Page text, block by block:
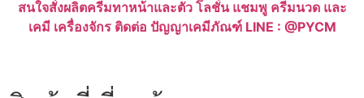
สนใจสั่งผลิตครีมทาหน้าและตัว โลชั่น แชมพู ครีมนวด และ
เคมี เครื่องจักร ติดต่อ ปัญญาเคมีภัณฑ์ LINE : @PYCM